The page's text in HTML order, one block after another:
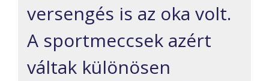
versengés is az oka volt.
A sportmeccsek azért
váltak különösen